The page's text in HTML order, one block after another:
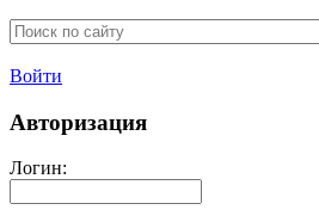
Войти
Авторизация
Логин: